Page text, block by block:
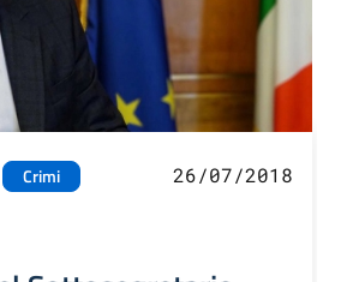
Crimi
26/07/2018